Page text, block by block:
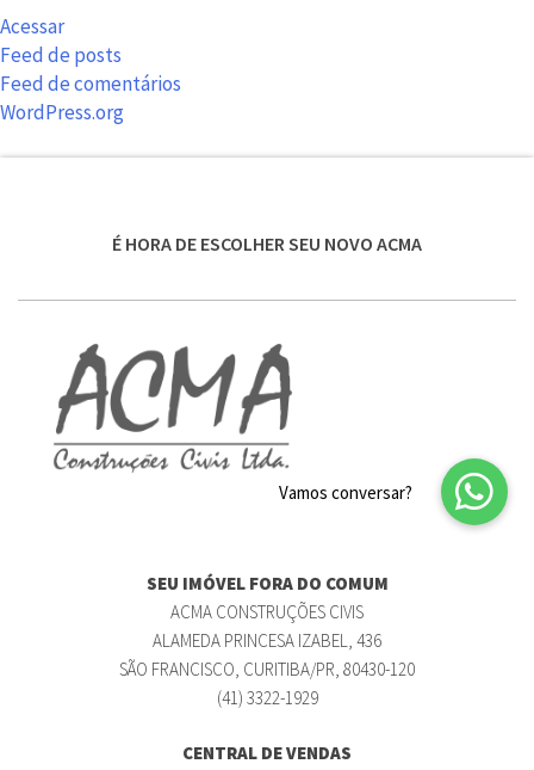
Acessar
Feed de posts
Feed de comentários
WordPress.org
É HORA DE ESCOLHER SEU NOVO ACMA
SEU IMÓVEL FORA DO COMUM
ACMA CONSTRUÇÕES CIVIS
ALAMEDA PRINCESA IZABEL, 436
SÃO FRANCISCO, CURITIBA/PR, 80430-120
(41) 3322-1929
CENTRAL DE VENDAS